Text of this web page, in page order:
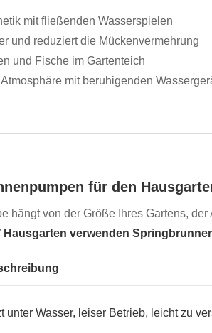
mit fließenden Wasserspielen
und reduziert die Mückenvermehrung
und Fische im Gartenteich
mit beruhigenden
für den
hängt von der Größe Ihres Gartens,
Hausgarten verwenden
unter Wasser, leiser Betrieb, leicht zu